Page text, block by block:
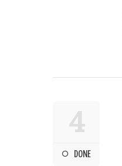
4
DONE